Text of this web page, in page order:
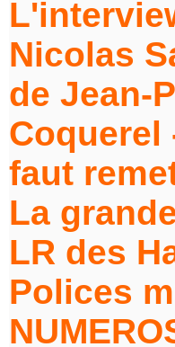
Nicolas
de Jean-
Coquerel
faut
La
LR des
Polices